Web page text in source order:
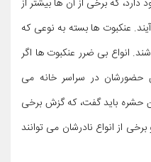
عنکبوت وجود دارد، که برخی از آن ها بیشتر از
عنکبوت ها بسته به نوعی که
انواع بی ضرر عنکبوت ها اگر
حضورشان در سراسر خانه می
باید گفت، که گزش برخی
از انواع نادرشان می توانند